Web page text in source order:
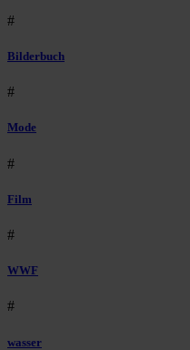
#
Bilderbuch
#
Mode
#
Film
#
WWF
#
wasser